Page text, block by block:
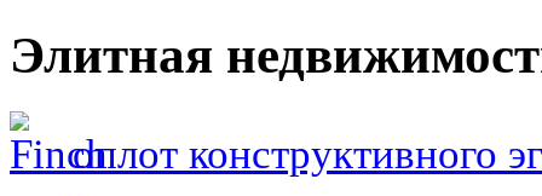
Элитная
оплот конструктивного